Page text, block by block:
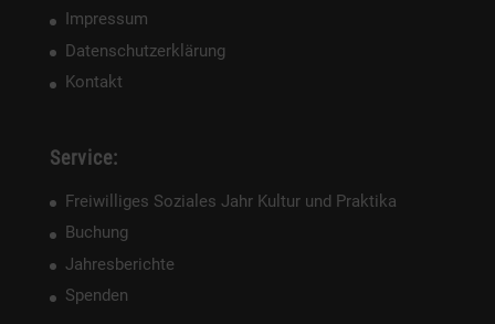
Impressum
Datenschutzerklärung
Kontakt
Service:
Freiwilliges Soziales Jahr Kultur und Praktika
Buchung
Jahresberichte
Spenden